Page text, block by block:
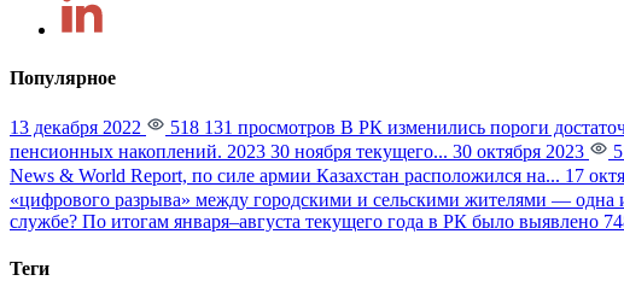
Популярное
13 декабря 2022 518 131 просмотров В РК изменились пороги
пенсионных накоплений. 2023 30 ноября текущего... 30 октября 2023
News & World Report, по силе армии Казахстан расположился на... 17
«цифрового разрыва» между городскими и сельскими жителями — одна
службе? По итогам января–августа текущего года в РК было выявлено
Теги